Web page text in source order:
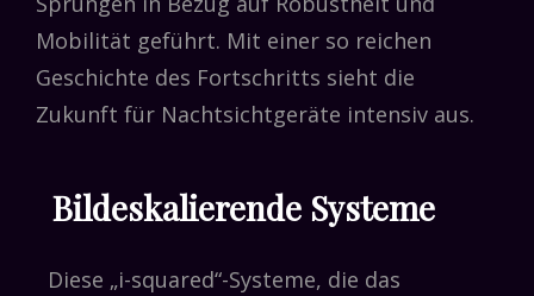
Mobilität geführt. Mit einer so reichen
Geschichte des Fortschritts sieht die
Zukunft für Nachtsichtgeräte intensiv aus.
Bildeskalierende Systeme
Diese „i-squared“-Systeme, die das